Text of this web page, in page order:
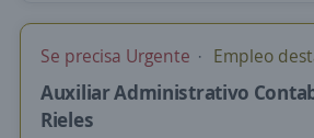
Se precisa Urgente Empleo
Auxiliar Administrativo
Rieles